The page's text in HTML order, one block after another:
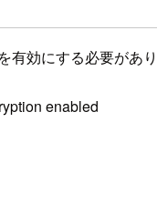
有効にする必要があ
enabled